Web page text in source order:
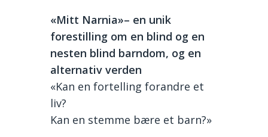
«Mitt Narnia»– en unik
forestilling om en blind og en
nesten blind barndom, og en
alternativ verden
«Kan en fortelling forandre et
liv?
Kan en stemme bære et barn?»